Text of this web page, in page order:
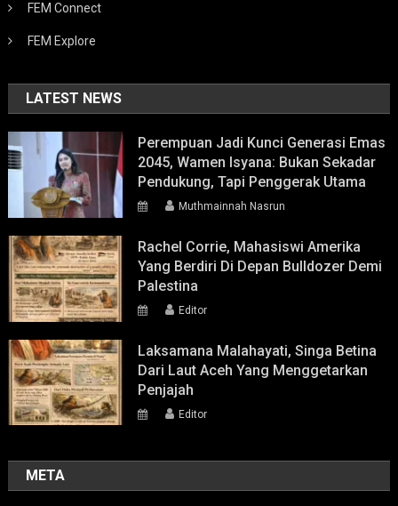
FEM Connect
FEM Explore
LATEST NEWS
Perempuan Jadi Kunci Generasi Emas
2045, Wamen Isyana: Bukan Sekadar
Pendukung, Tapi Penggerak Utama
Muthmainnah Nasrun
Rachel Corrie, Mahasiswi Amerika
Yang Berdiri Di Depan Bulldozer Demi
Palestina
Editor
Laksamana Malahayati, Singa Betina
Dari Laut Aceh Yang Menggetarkan
Penjajah
Editor
META